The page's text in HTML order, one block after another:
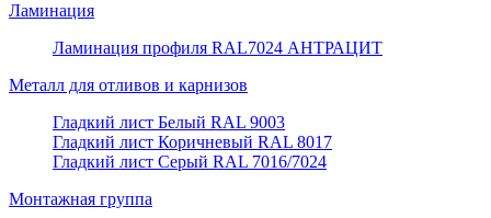
Ламинация
Ламинация профиля RAL7024 АНТРАЦИТ
Металл для отливов и карнизов
Гладкий лист Белый RAL 9003
Гладкий лист Коричневый RAL 8017
Гладкий лист Серый RAL 7016/7024
Монтажная группа